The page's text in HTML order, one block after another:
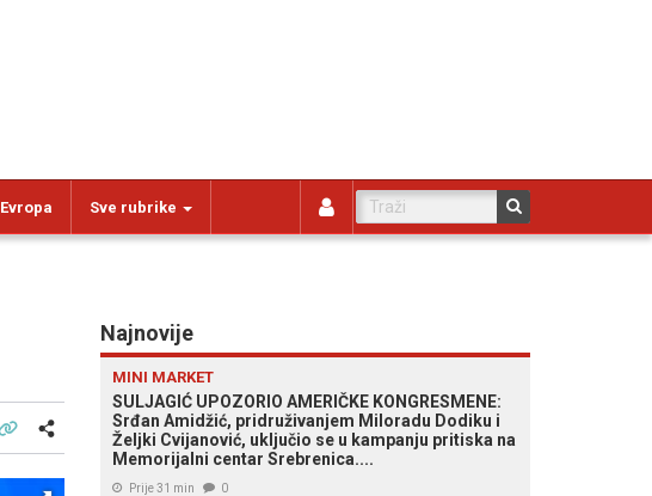
Evropa Sve rubrike
Najnovije
MINI MARKET
SULJAGIĆ UPOZORIO AMERIČKE KONGRESMENE:
Srđan Amidžić, pridruživanjem Miloradu Dodiku i
Željki Cvijanović, uključio se u kampanju pritiska na
Memorijalni centar Srebrenica....
Prije 31 min 0